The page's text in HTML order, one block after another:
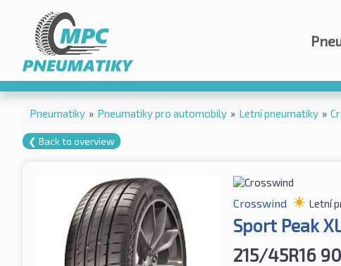
Pneumatiky » Pneumatiky pro automobily » Letní pneumatiky »
❮ Back to overview
Crosswind Letní
Sport Peak
215/45R16